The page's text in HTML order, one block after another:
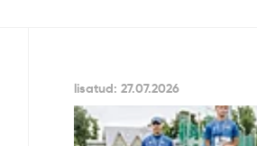
lisatud: 27.07.2026